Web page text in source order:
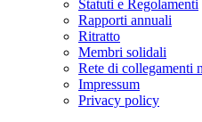
Statuti e Regolamenti
Rapporti annuali
Ritratto
Membri solidali
Rete di collegamenti
Impressum
Privacy policy